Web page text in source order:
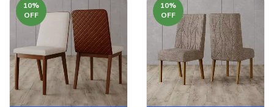
10%
OFF
10%
OFF